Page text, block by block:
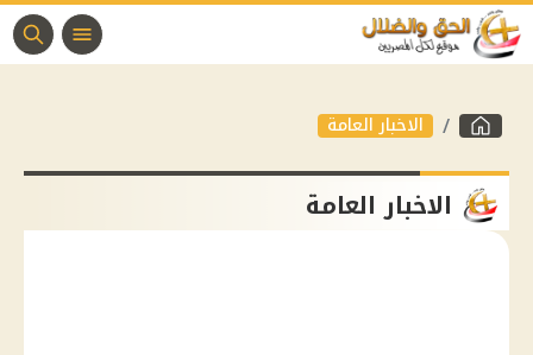
الاخبار العامة
الاخبار العامة